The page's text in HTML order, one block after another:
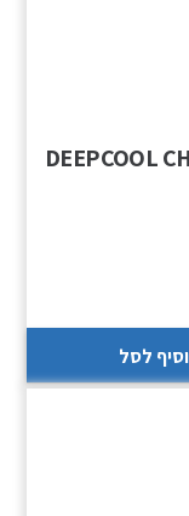
DEEPCOOL
לסל